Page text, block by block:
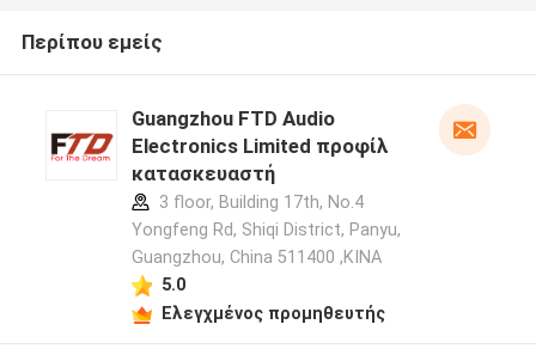
Περίπου εμείς
Guangzhou FTD Audio
Electronics Limited προφίλ
κατασκευαστή
3 floor, Building 17th, No.4
Yongfeng Rd, Shiqi District, Panyu,
Guangzhou, China 511400 ,ΚΙΝΑ
5.0
Ελεγχμένος προμηθευτής